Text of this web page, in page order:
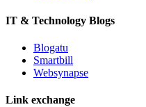
IT & Technology Blogs
Blogatu
Smartbill
Websynapse
Link exchange